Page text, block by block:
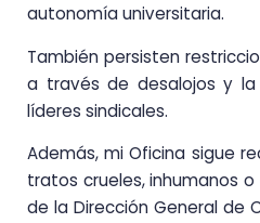
autonomía universitaria.
También persisten
a través de desalojos y
líderes sindicales.
Además, mi Oficina sigue
tratos crueles, inhumanos
de la Dirección General de